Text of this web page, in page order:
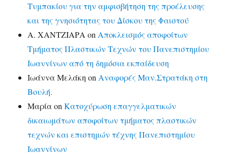
Τυμπακίου για την αμφισβήτηση της προέλευσης
και της γνησιότητας του Δίσκου της Φαιστού
Α. ΧΑΝΤΖΙΑΡΑ on Αποκλεισμός αποφοίτων
Τμήματος Πλαστικών Τεχνών του Πανεπιστημίου
Ιωαννίνων από τη δημόσια εκπαίδευση
Ιωάννα Μελάκη on Αναφορές Μαν.Στρατάκη στη
Βουλή.
ΜαρίαonΚατοχύρωση επαγγελματικών
δικαιωμάτων αποφοίτων τμήματος πλαστικών
τεχνών και επιστημών τέχνης Πανεπιστημίου
Ιωαννίνων